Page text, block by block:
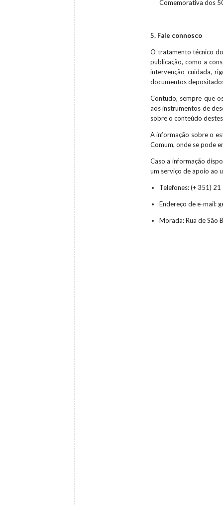
Comemorativa dos
5. Fale connosco
O tratamento técnico
publicação, como a
intervenção cuidada,
documentos
Contudo, sempre que
aos instrumentos de
sobre o conteúdo
A informação sobre o
Comum, onde se pode
Caso a informação
um serviço de apoio ao
Telefones: (+ 351)
Endereço de e-mail:
Morada: Rua de São